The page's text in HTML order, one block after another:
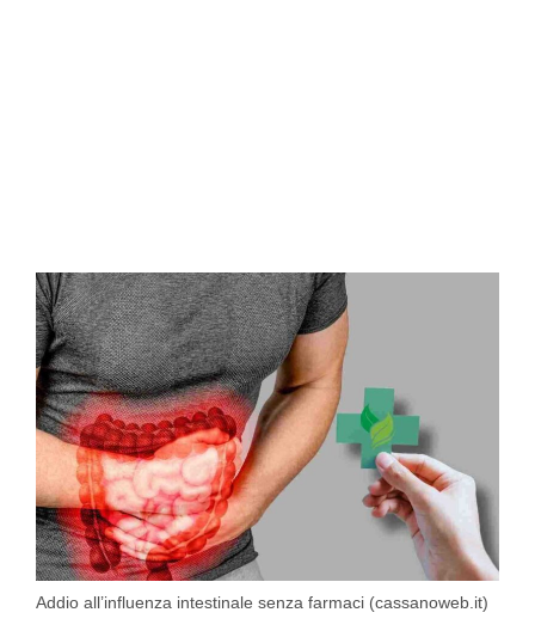
Addio all’influenza intestinale senza farmaci (cassanoweb.it)